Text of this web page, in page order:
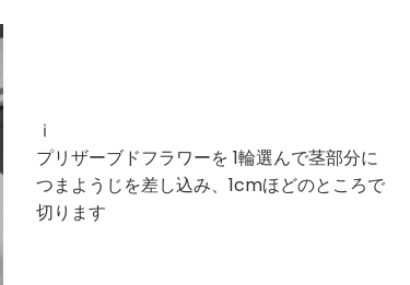
ⅰ
プリザーブドフラワーを 1輪選んで茎部分に
つまようじを差し込み、1cmほどのところで
切ります